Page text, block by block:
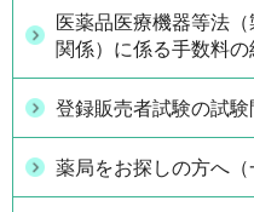
医薬品医療機器等法
関係）に係る手数料
登録販売者試験の試
薬局をお探しの方へ（